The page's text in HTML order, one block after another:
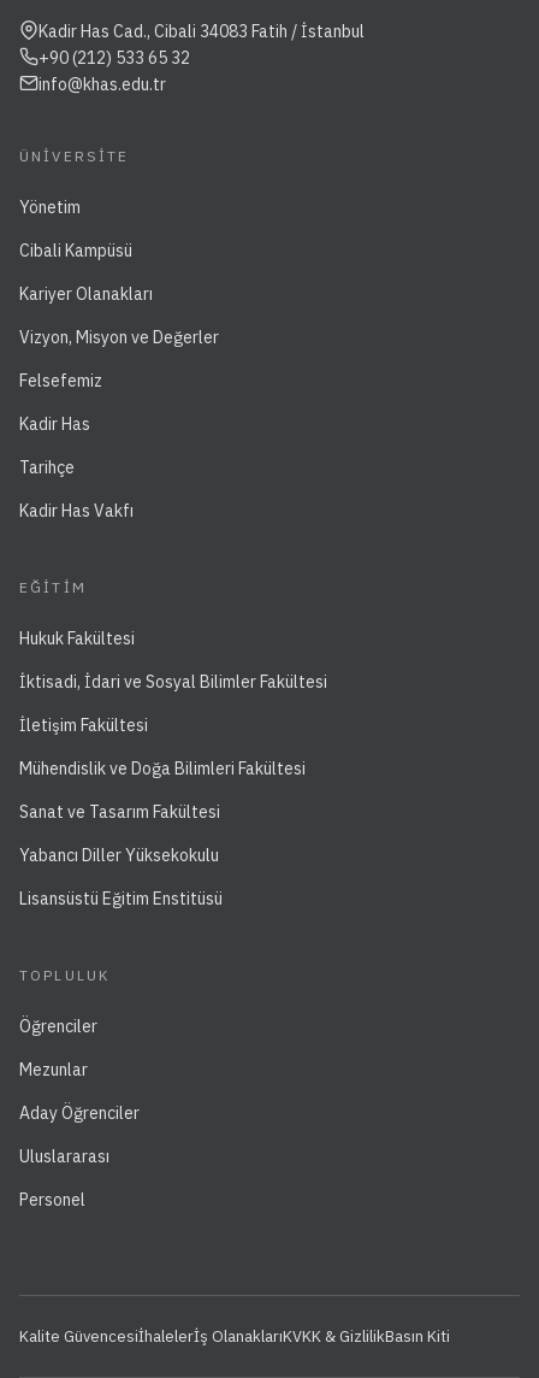
Kadir Has Cad., Cibali 34083 Fatih / İstanbul
+90 (212) 533 65 32
info@khas.edu.tr
ÜNIVERSITE
Yönetim
Cibali Kampüsü
Kariyer Olanakları
Vizyon, Misyon ve Değerler
Felsefemiz
Kadir Has
Tarihçe
Kadir Has Vakfı
EĞITIM
Hukuk Fakültesi
İktisadi, İdari ve Sosyal Bilimler Fakültesi
İletişim Fakültesi
Mühendislik ve Doğa Bilimleri Fakültesi
Sanat ve Tasarım Fakültesi
Yabancı Diller Yüksekokulu
Lisansüstü Eğitim Enstitüsü
TOPLULUK
Öğrenciler
Mezunlar
Aday Öğrenciler
Uluslararası
Personel
Kalite Güvencesiİhalelerİş OlanaklarıKVKK & GizlilikBasın Kiti